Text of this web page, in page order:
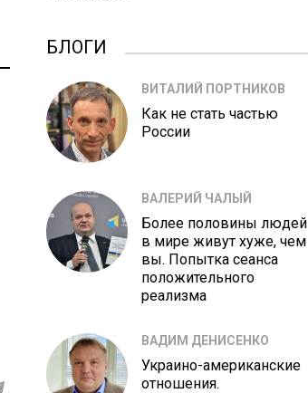
БЛОГИ
ВИТАЛИЙ ПОРТНИКОВ
Как не стать частью
России
ВАЛЕРИЙ ЧАЛЫЙ
Более половины людей
в мире живут хуже, чем
вы. Попытка сеанса
положительного
реализма
ВАДИМ ДЕНИСЕНКО
Украино-американские
отношения.